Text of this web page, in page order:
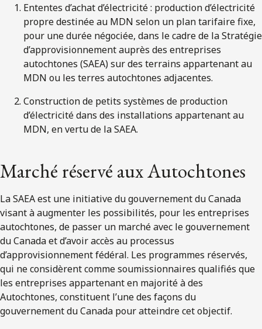
Ententes d’achat d’électricité : production d’électricité
propre destinée au MDN selon un plan tarifaire fixe,
pour une durée négociée, dans le cadre de la Stratégie
d’approvisionnement auprès des entreprises
autochtones (SAEA) sur des terrains appartenant au
MDN ou les terres autochtones adjacentes.
Construction de petits systèmes de production
d’électricité dans des installations appartenant au
MDN, en vertu de la SAEA.
Marché réservé aux Autochtones
La SAEA est une initiative du gouvernement du Canada
visant à augmenter les possibilités, pour les entreprises
autochtones, de passer un marché avec le gouvernement
du Canada et d’avoir accès au processus
d’approvisionnement fédéral. Les programmes réservés,
qui ne considèrent comme soumissionnaires qualifiés que
les entreprises appartenant en majorité à des
Autochtones, constituent l’une des façons du
gouvernement du Canada pour atteindre cet objectif.